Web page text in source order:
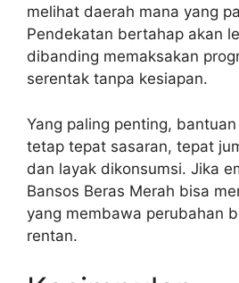
melihat daerah mana yang
Pendekatan bertahap akan
dibanding memaksakan
serentak tanpa kesiapan.
Yang paling penting,
tetap tepat sasaran, tepat
dan layak dikonsumsi. Jika
Bansos Beras Merah bisa
yang membawa perubahan
rentan.